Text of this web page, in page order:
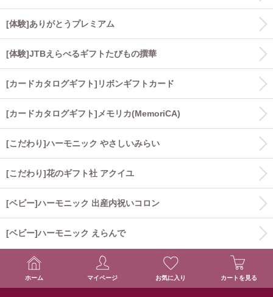
[体験]ありがとうプレミアム
[体験]JTBえらべるギフトたびもの撰華
[カードカタログギフト]リボンギフトカード
[カードカタログギフト]メモリカ(MemoriCA)
[こだわり]ハーモニック やさしいみらい
[こだわり]花のギフト社 アクイユ
[ベビー]ハーモニック 出産内祝いコロン
[ベビー]ハーモニック えらんで
ホーム マイページ お気に入り カートを見る